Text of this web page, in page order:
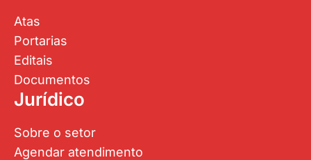
Atas
Portarias
Editais
Documentos
Jurídico
Sobre o setor
Agendar atendimento